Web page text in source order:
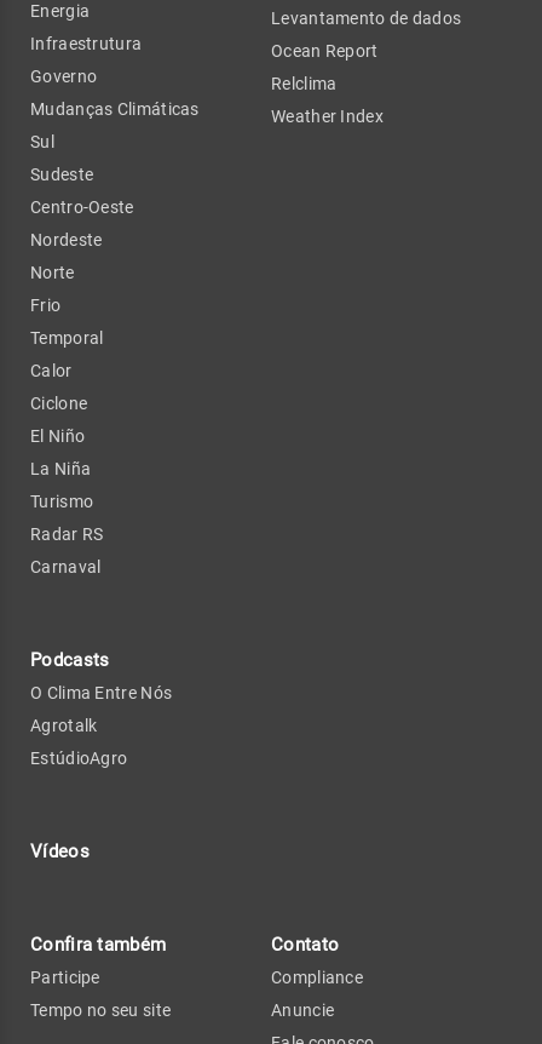
Energia
Infraestrutura
Governo
Mudanças Climáticas
Sul
Sudeste
Centro-Oeste
Nordeste
Norte
Frio
Temporal
Calor
Ciclone
El Niño
La Niña
Turismo
Radar RS
Carnaval
Podcasts
O Clima Entre Nós
Agrotalk
EstúdioAgro
Vídeos
Levantamento de dados
Ocean Report
Relclima
Weather Index
Confira também
Participe
Tempo no seu site
Contato
Compliance
Anuncie